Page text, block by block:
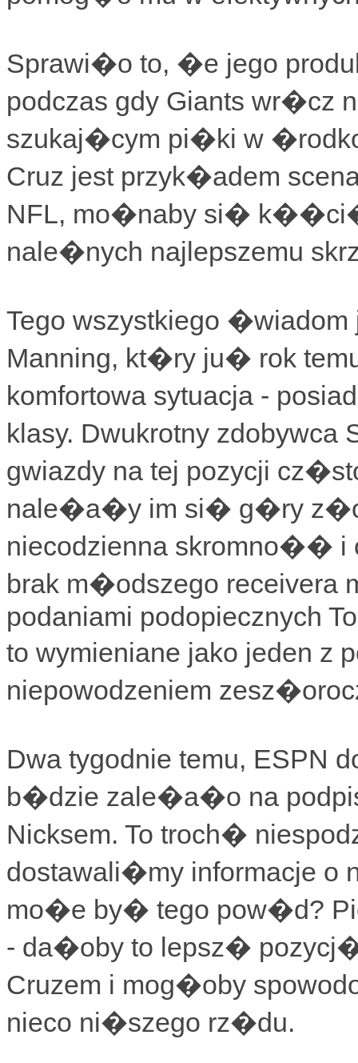
Sprawi�o to, �e jego
podczas gdy Giants wr�cz
szukaj�cym pi�ki w
Cruz jest przyk�adem
NFL, mo�naby si�
nale�nych najlepszemu
Tego wszystkiego
Manning, kt�ry ju� rok
komfortowa sytuacja -
klasy. Dwukrotny
gwiazdy na tej pozycji
nale�a�y im si� g�ry
niecodzienna skromno�� i
brak m�odszego
podaniami podopiecznych
to wymieniane jako jeden z
niepowodzeniem
Dwa tygodnie temu,
b�dzie zale�a�o na
Nicksem. To troch�
dostawali�my informacje o
mo�e by� tego pow�d?
- da�oby to lepsz� pozycj�
Cruzem i mog�oby
nieco ni�szego rz�du.